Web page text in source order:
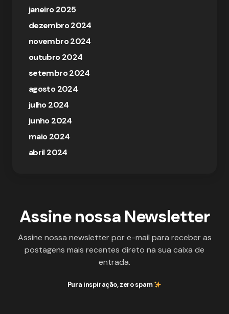
janeiro 2025
dezembro 2024
novembro 2024
outubro 2024
setembro 2024
agosto 2024
julho 2024
junho 2024
maio 2024
abril 2024
Assine nossa Newsletter
Assine nossa newsletter por e-mail para receber as
postagens mais recentes direto na sua caixa de
entrada.
Pura inspiração, zero spam